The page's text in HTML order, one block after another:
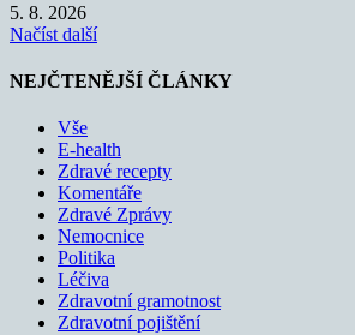
5. 8. 2026
Načíst další
NEJČTENĚJŠÍ ČLÁNKY
Vše
E-health
Zdravé recepty
Komentáře
Zdravé Zprávy
Nemocnice
Politika
Léčiva
Zdravotní gramotnost
Zdravotní pojištění